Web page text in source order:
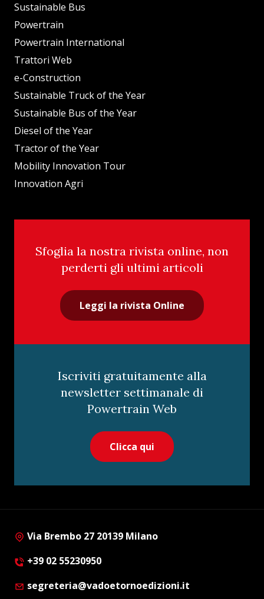
Sustainable Bus
Powertrain
Powertrain International
Trattori Web
e-Construction
Sustainable Truck of the Year
Sustainable Bus of the Year
Diesel of the Year
Tractor of the Year
Mobility Innovation Tour
Innovation Agri
Sfoglia la nostra rivista online, non
perderti gli ultimi articoli
Leggi la rivista Online
Iscriviti gratuitamente alla
newsletter settimanale di
Powertrain Web
Clicca qui
Via Brembo 27 20139 Milano
+39 02 55230950
segreteria@vadoetornoedizioni.it